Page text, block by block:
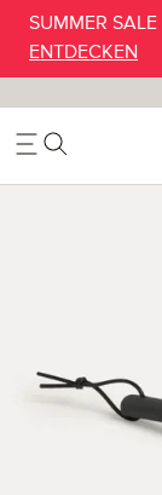
Zum Hauptinhalt
SUMMER
ENTDECKEN